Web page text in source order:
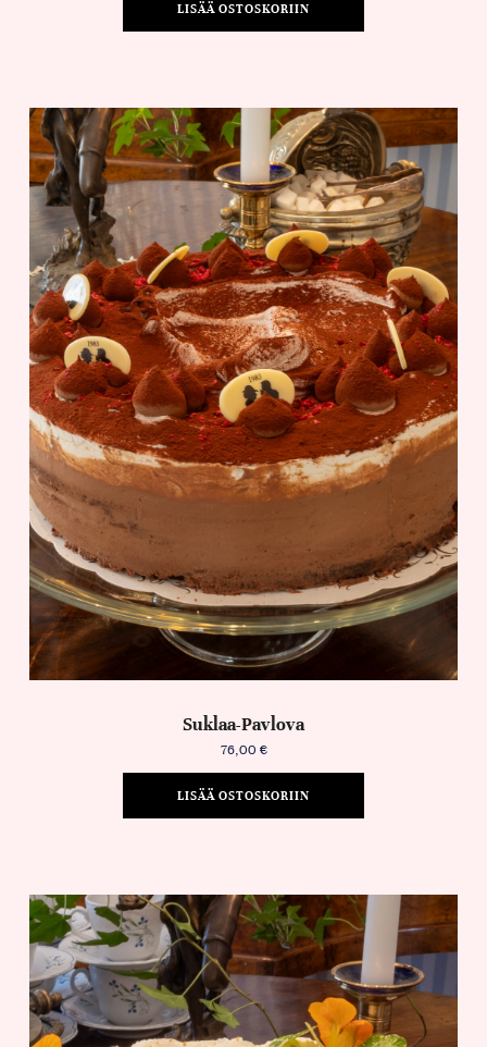
LISÄÄ OSTOSKORIIN
Suklaa-Pavlova
76,00 €
LISÄÄ OSTOSKORIIN